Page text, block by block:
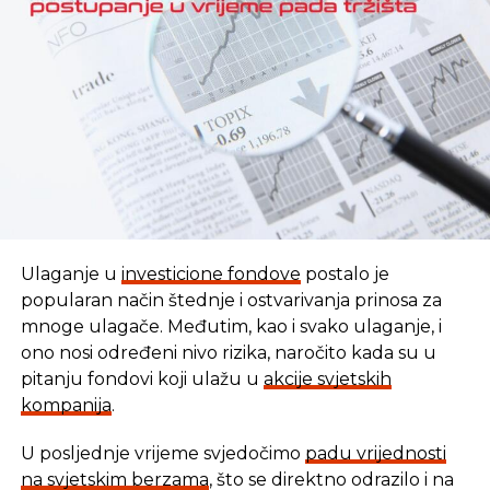
REKLAMA
U vremenu kada tradicionalni oblici štednje nude
Ulaganje u investicione fondove postalo je
popularan način štednje i ostvarivanja prinosa za
mnoge ulagače. Međutim, kao i svako ulaganje, i
ono nosi određeni nivo rizika, naročito kada su u
pitanju fondovi koji ulažu u akcije svjetskih
kompanija.
U posljednje vrijeme svjedočimo padu vrijednosti
na svjetskim berzama, što se direktno odrazilo i na